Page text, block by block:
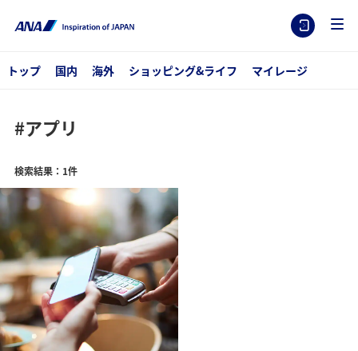
トップ 国内 海外 ショッピング&ライフ マイレージ
#アプリ
検索結果：1件